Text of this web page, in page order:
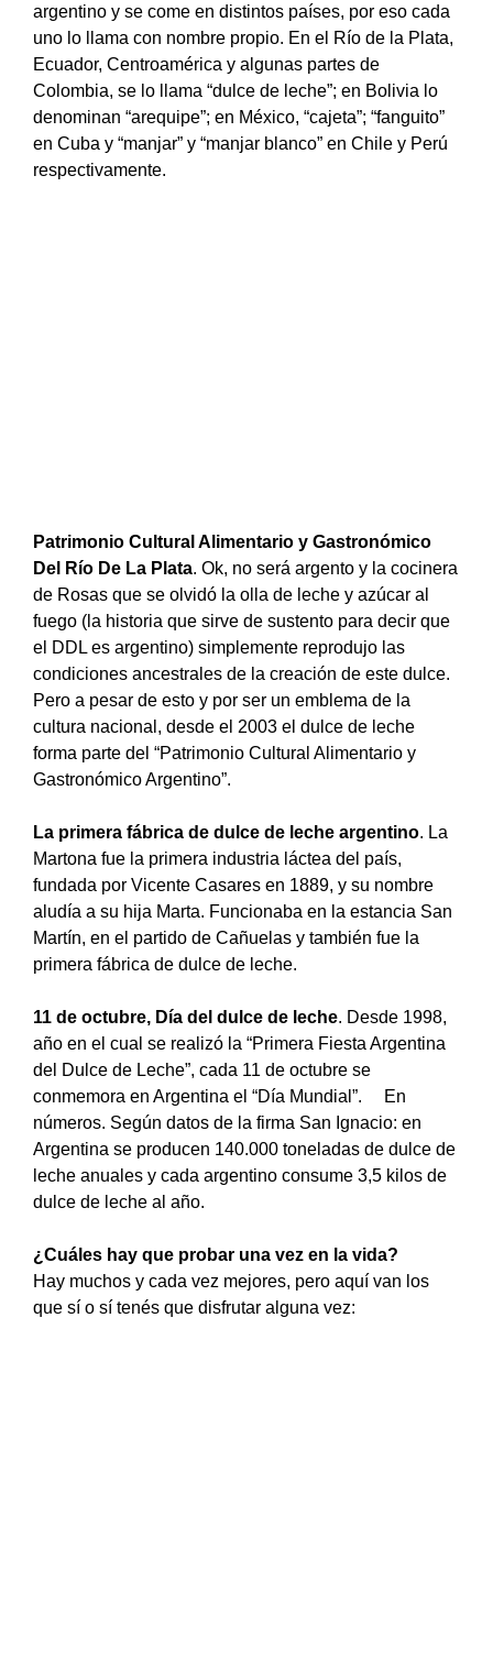
argentino y se come en distintos países, por eso cada
uno lo llama con nombre propio. En el Río de la Plata,
Ecuador, Centroamérica y algunas partes de
Colombia, se lo llama “dulce de leche”; en Bolivia lo
denominan “arequipe”; en México, “cajeta”; “fanguito”
en Cuba y “manjar” y “manjar blanco” en Chile y Perú
respectivamente.
Patrimonio Cultural Alimentario y Gastronómico
Del Río De La Plata. Ok, no será argento y la cocinera
de Rosas que se olvidó la olla de leche y azúcar al
fuego (la historia que sirve de sustento para decir que
el DDL es argentino) simplemente reprodujo las
condiciones ancestrales de la creación de este dulce.
Pero a pesar de esto y por ser un emblema de la
cultura nacional, desde el 2003 el dulce de leche
forma parte del “Patrimonio Cultural Alimentario y
Gastronómico Argentino”.
La primera fábrica de dulce de leche argentino. La
Martona fue la primera industria láctea del país,
fundada por Vicente Casares en 1889, y su nombre
aludía a su hija Marta. Funcionaba en la estancia San
Martín, en el partido de Cañuelas y también fue la
primera fábrica de dulce de leche.
11 de octubre, Día del dulce de leche. Desde 1998,
año en el cual se realizó la “Primera Fiesta Argentina
del Dulce de Leche”, cada 11 de octubre se
conmemora en Argentina el “Día Mundial”. En
números. Según datos de la firma San Ignacio: en
Argentina se producen 140.000 toneladas de dulce de
leche anuales y cada argentino consume 3,5 kilos de
dulce de leche al año.
¿Cuáles hay que probar una vez en la vida?
Hay muchos y cada vez mejores, pero aquí van los
que sí o sí tenés que disfrutar alguna vez: